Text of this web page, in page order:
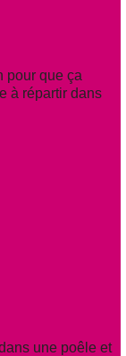
pour que ça
à répartir dans
une poêle et